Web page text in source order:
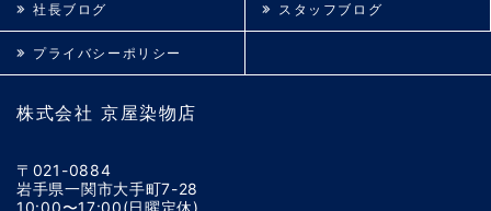
株式会社 京屋染物店
〒021-0884
岩手県一関市大手町7-28
10:00〜17:00(日曜定休)
社長ブログ スタッフブログ
プライバシーポリシー